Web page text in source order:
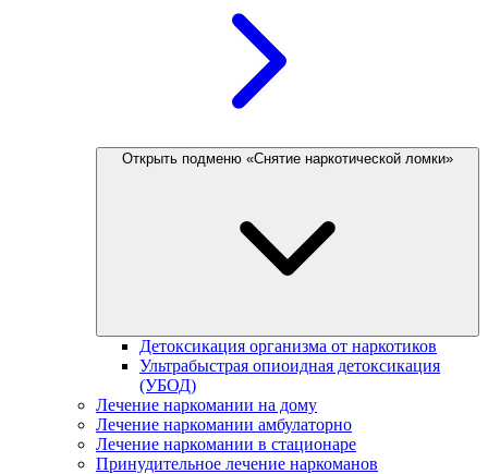
Открыть подменю «Снятие наркотической ломки»
Детоксикация организма от наркотиков
Ультрабыстрая опиоидная детоксикация
(УБОД)
Лечение наркомании на дому
Лечение наркомании амбулаторно
Лечение наркомании в стационаре
Принудительное лечение наркоманов